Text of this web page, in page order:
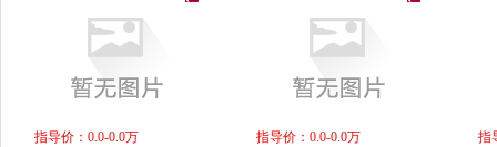
指导价：0.0-0.0万
指导价：0.0-0.0万
指